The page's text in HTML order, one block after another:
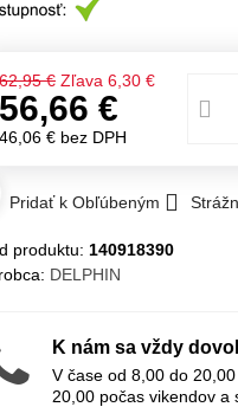
62,95 € Zľava 6,30 €
56,66 €
46,06 € bez DPH
Pridať k Obľúbeným
produktu: 140918390
DELPHIN
K nám sa vždy
V čase od 8,00 do
20,00 počas vikendov a